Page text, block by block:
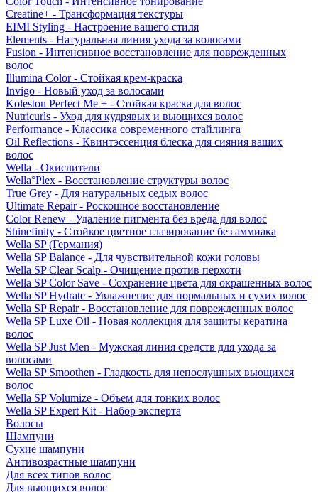
Creatine+ - Трансформация текстуры
EIMI Styling - Настроение вашего стиля
Elements - Натуральная линия ухода за волосами
Fusion - Интенсивное восстановление для поврежденных
волос
Illumina Color - Стойкая крем-краска
Invigo - Новый уход за волосами
Koleston Perfect Me + - Стойкая краска для волос
Nutricurls - Уход для кудрявых и вьющихся волос
Performance - Классика современного стайлинга
Oil Reflections - Квинтэссенция блеска для сияния ваших
волос
Wella - Окислители
Wella°Plex - Восстановление структуры волос
True Grey - Для натуральных седых волос
Ultimate Repair - Роскошное восстановление
Color Renew - Удаление пигмента без вреда для волос
Shinefinity - Стойкое цветное глазирование без аммиака
Wella SP (Германия)
Wella SP Balance - Для чувствительной кожи головы
Wella SP Clear Scalp - Очищение против перхоти
Wella SP Color Save - Сохранение цвета для окрашенных волос
Wella SP Hydrate - Увлажнение для нормальных и сухих волос
Wella SP Repair - Восстановление для поврежденных волос
Wella SP Luxe Oil - Новая коллекция для защиты кератина
волос
Wella SP Just Men - Мужская линия средств для ухода за
волосами
Wella SP Smoothen - Гладкость для непослушных вьющихся
волос
Wella SP Volumize - Объем для тонких волос
Wella SP Expert Kit - Набор эксперта
Волосы
Шампуни
Сухие шампуни
Антивозрастные шампуни
Для всех типов волос
Для вьющихся волос